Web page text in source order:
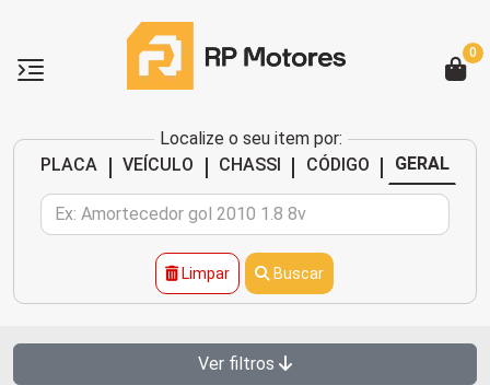
Localize o seu item por:
PLACA
| VEÍCULO | CHASSI | CÓDIGO | GERAL
Limpar Buscar
0
Ver filtros